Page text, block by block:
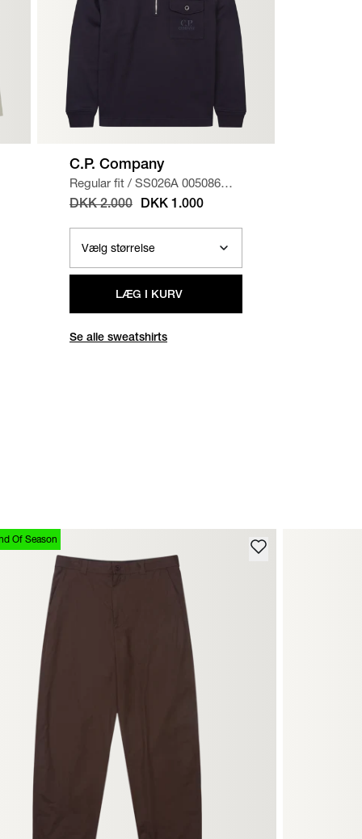
C.P. Company
Regular fit / SS026A 005086W
SWEATSHIRT / NAVY
DKK 2.000 DKK 1.000
LÆG I KURV
Se alle sweatshirts
Of Season